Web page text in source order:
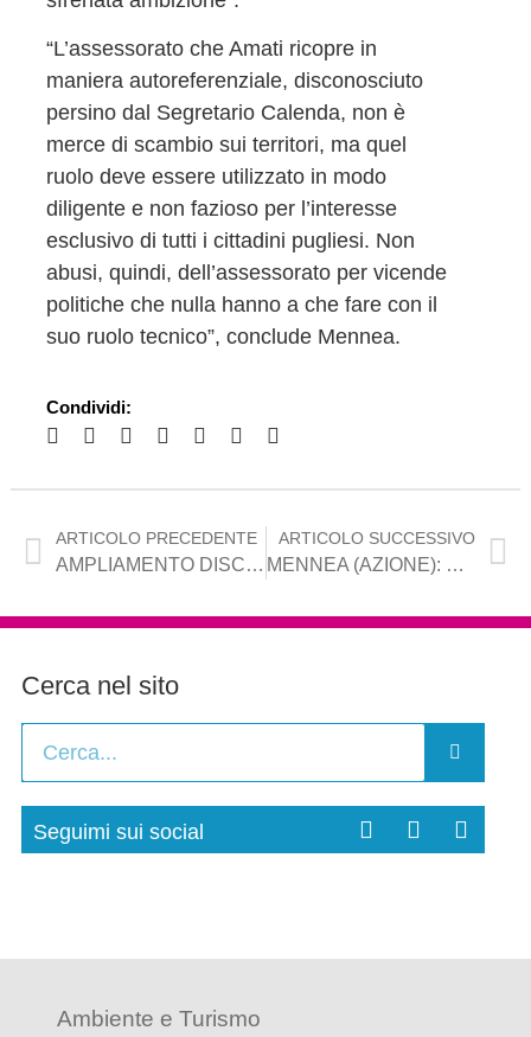
“L’assessorato che Amati ricopre in
maniera autoreferenziale, disconosciuto
persino dal Segretario Calenda, non è
merce di scambio sui territori, ma quel
ruolo deve essere utilizzato in modo
diligente e non fazioso per l’interesse
esclusivo di tutti i cittadini pugliesi. Non
abusi, quindi, dell’assessorato per vicende
politiche che nulla hanno a che fare con il
suo ruolo tecnico”, conclude Mennea.
Condividi:
ARTICOLO PRECEDENTE
AMPLIAMENTO DISCARICA SAN PROCOPIO BARLETTA: COMUNE E ARPA CONFERMANO PARERE NEGATIVO. LA PROVINCIA LATITA.
ARTICOLO SUCCESSIVO
MENNEA (AZIONE): PRESIDENZA COMMISSIONE BILANCIO, UNA SOLUZIONE MATEMATICA FORZATA E NON UNA SOLUZIONE POLITICA
Cerca nel sito
Seguimi sui social
Ambiente e Turismo